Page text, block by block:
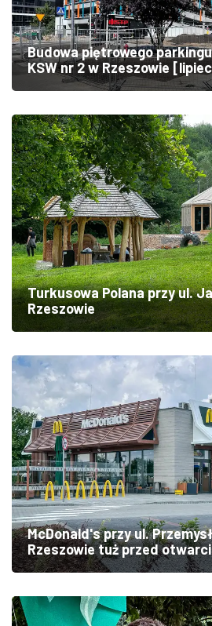
Budowa piętrowego
KSW nr 2 w Rzeszowie
Turkusowa Polana przy ul.
Rzeszowie
McDonald's przy ul.
Rzeszowie tuż przed